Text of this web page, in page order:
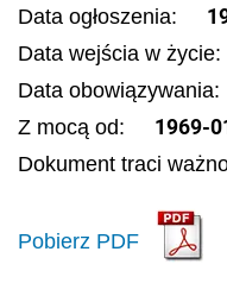
Data ogłoszenia:
Data wejścia w życie:
Data obowiązywania:
Z mocą od: 1969-
Dokument traci
Pobierz PDF